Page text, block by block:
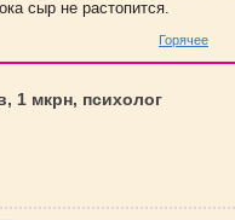
сыр не растопится.
Горячее
1 мкрн, психолог